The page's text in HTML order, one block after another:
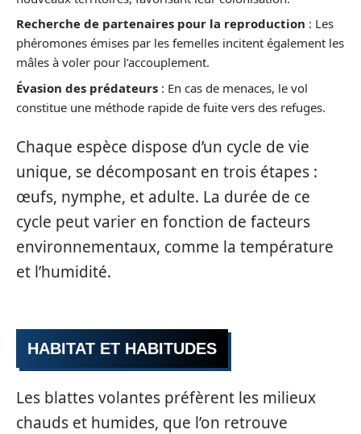
Recherche de partenaires pour la reproduction : Les
phéromones émises par les femelles incitent également les
mâles à voler pour l’accouplement.
Évasion des prédateurs : En cas de menaces, le vol
constitue une méthode rapide de fuite vers des refuges.
Chaque espèce dispose d’un cycle de vie
unique, se décomposant en trois étapes :
œufs, nymphe, et adulte. La durée de ce
cycle peut varier en fonction de facteurs
environnementaux, comme la température
et l’humidité.
HABITAT ET HABITUDES
Les blattes volantes préfèrent les milieux
chauds et humides, que l’on retrouve